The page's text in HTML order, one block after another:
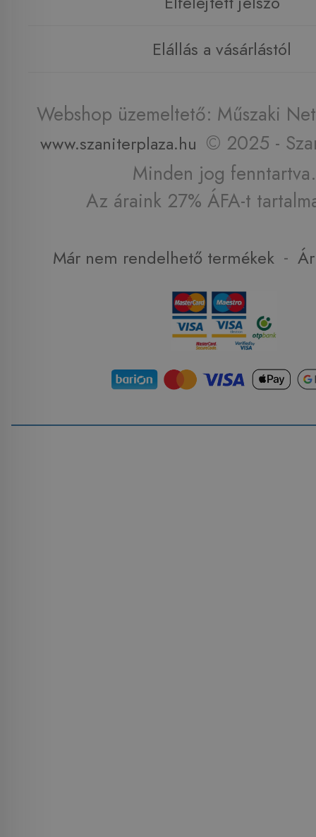
Elállás a vásárlástól
Webshop üzemeltető: Műszaki
www.szaniterplaza.hu © 2025 -
Minden jog fenntartva.
Az áraink 27% ÁFA-t
Már nem rendelhető termékek -